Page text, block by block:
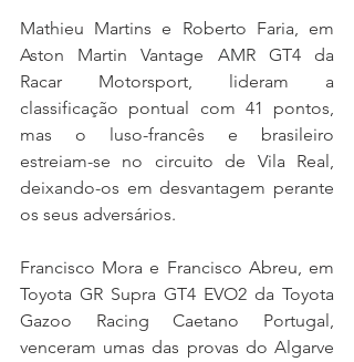
Mathieu Martins e Roberto Faria, em
Aston Martin Vantage AMR GT4 da
Racar Motorsport, lideram a
classificação pontual com 41 pontos,
mas o luso-francês e brasileiro
estreiam-se no circuito de Vila Real,
deixando-os em desvantagem perante
os seus adversários.
Francisco Mora e Francisco Abreu, em
Toyota GR Supra GT4 EVO2 da Toyota
Gazoo Racing Caetano Portugal,
venceram umas das provas do Algarve